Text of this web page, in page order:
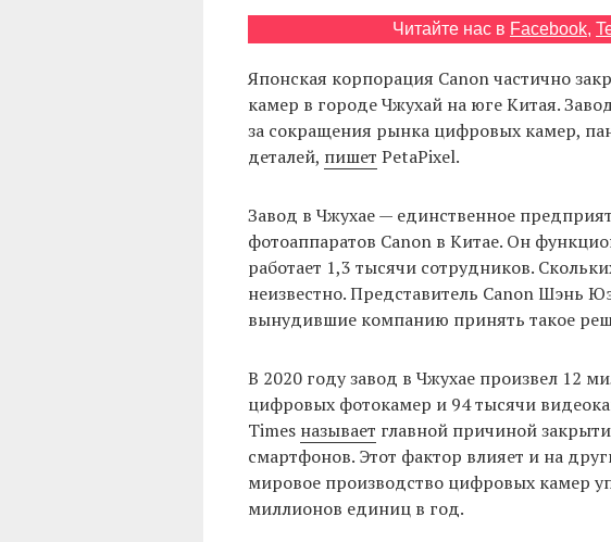
Читайте нас в Facebook,
Японская корпорация Canon частично
камер в городе Чжухай на юге Китая.
за сокращения рынка цифровых камер,
деталей, пишет PetaPixel.
Завод в Чжухае — единственное
фотоаппаратов Canon в Китае. Он
работает 1,3 тысячи сотрудников.
неизвестно. Представитель Canon Шэнь
вынудившие компанию принять такое
В 2020 году завод в Чжухае произвел 12
цифровых фотокамер и 94 тысячи
Times называет главной причиной
смартфонов. Этот фактор влияет и на
мировое производство цифровых камер
миллионов единиц в год.